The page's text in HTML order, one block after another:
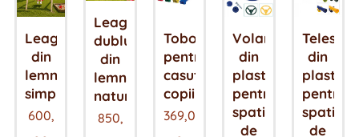
Leagan
din
lemn
simplu
600,
Leagan
dublu
din
lemn
natur
850,
Tobogan
pentru
casute
copii
369,0
Volan
din
plastic
pentru
spatiile
de
din
plastic
pentru
spatiile
de